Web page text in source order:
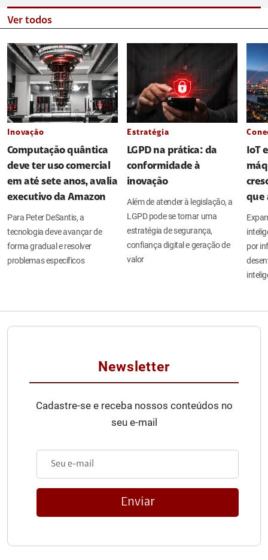
Ver todos
Inovação
Computação quântica
deve ter uso comercial
em até sete anos, avalia
executivo da Amazon
Para Peter DeSantis, a
tecnologia deve avançar de
forma gradual e resolver
problemas específicos
Estratégia
LGPD na prática: da
conformidade à
inovação
Além de atender à legislação, a
LGPD pode se tornar uma
estratégia de segurança,
confiança digital e geração de
valor
IoT
que
por
Newsletter
Cadastre-se e receba nossos conteúdos no
seu e-mail
Enviar